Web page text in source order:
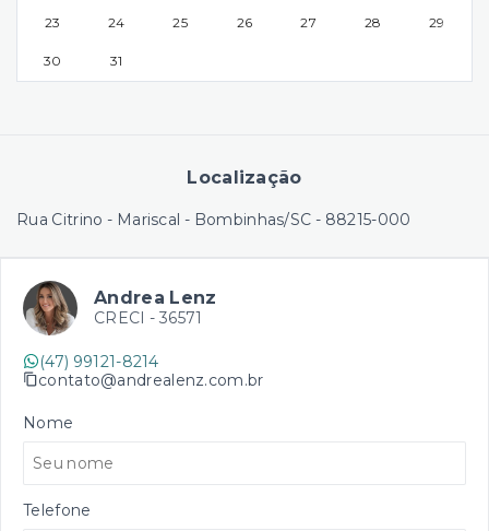
23 24 25 26 27 28 29
30 31
Localização
Rua Citrino - Mariscal - Bombinhas/SC - 88215-000
Andrea Lenz
CRECI - 36571
(47) 99121-8214
contato@andrealenz.com.br
Nome
Telefone